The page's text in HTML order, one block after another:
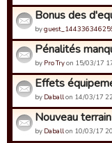
Bonus des
by
Pénalités
by Pro Tryon 15/03/17
Effets
by Daballon 14/03/17
Nouveau
by Daballon 10/03/17